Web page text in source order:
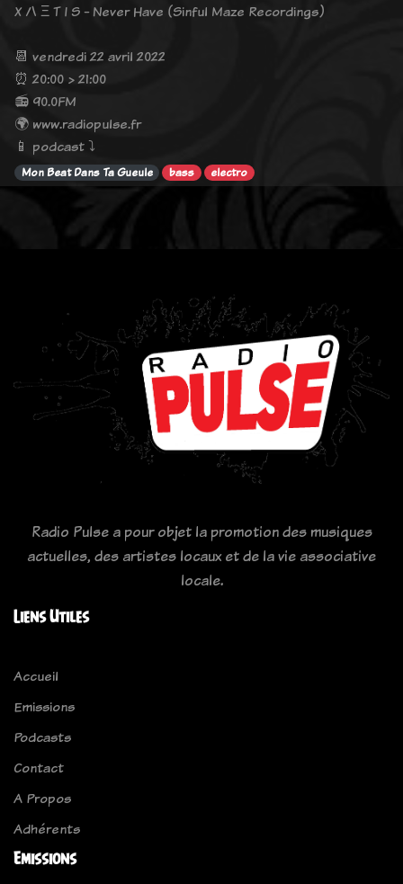
X /\ Ξ T I S - Never Have (Sinful Maze Recordings)
📆 vendredi 22 avril 2022
⏰ 20:00 > 21:00
📻 90.0FM
🌍 www.radiopulse.fr
📱 podcast ⤵️
Mon Beat Dans Ta Gueule bass electro
Radio Pulse a pour objet la promotion des musiques
actuelles, des artistes locaux et de la vie associative
locale.
Liens Utiles
Accueil
Emissions
Podcasts
Contact
A Propos
Adhérents
Emissions